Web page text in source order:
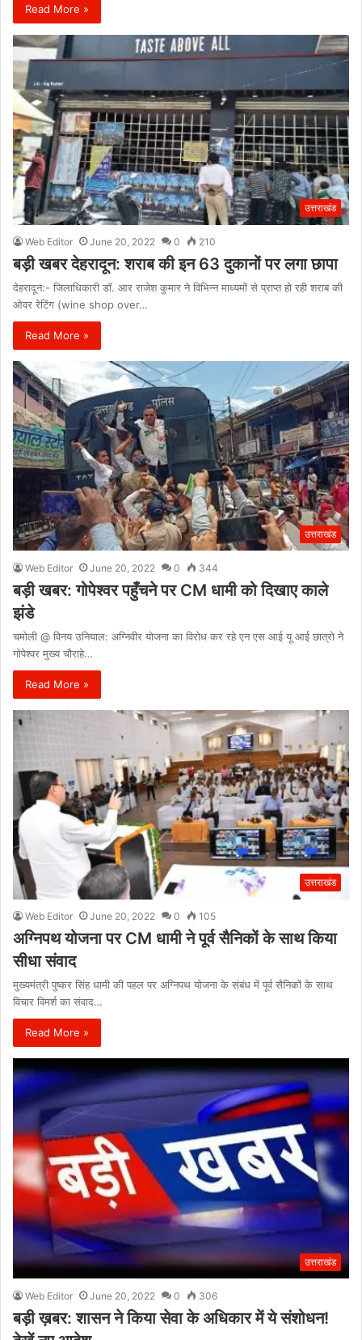
Read More »
उत्तराखंड
Web Editor June 20, 2022 0 210
बड़ी खबर देहरादून: शराब की इन 63 दुकानों पर लगा छापा
देहरादून:- जिलाधिकारी डाॅ. आर राजेश कुमार ने विभिन्न माध्यमों से प्राप्त हो रही शराब की
ओवर रेटिंग (wine shop over…
Read More »
उत्तराखंड
Web Editor June 20, 2022 0 344
बड़ी खबर: गोपेश्वर पहुँचने पर CM धामी को दिखाए काले
झंडे
चमोली @ विनय उनियाल: अग्निवीर योजना का विरोध कर रहे एन एस आई यू आई छात्रो ने
गोपेश्वर मुख्य चौराहे…
Read More »
उत्तराखंड
Web Editor June 20, 2022 0 105
अग्निपथ योजना पर CM धामी ने पूर्व सैनिकों के साथ किया
सीधा संवाद
मुख्यमंत्री पुष्कर सिंह धामी की पहल पर अग्निपथ योजना के संबंध में पूर्व सैनिकों के साथ
विचार विमर्श का संवाद…
Read More »
उत्तराखंड
Web Editor June 20, 2022 0 306
बड़ी ख़बर: शासन ने किया सेवा के अधिकार में ये संशोधन!